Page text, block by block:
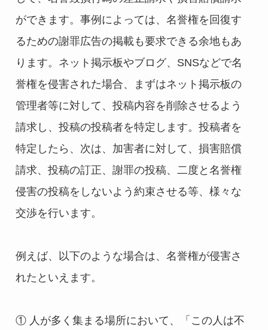
ができます。事例によっては、名誉権を回復す
るための謝罪広告の掲載も要求できる余地もあ
ります。ネット掲示板やブログ、SNSなどで名
誉権を侵害された場合、まずはネット掲示板の
管理者等に対して、投稿内容を削除させるよう
請求し、投稿の投稿者を特定します。投稿者を
特定したら、次は、加害者に対して、損害賠償
請求、投稿の訂正、謝罪の投稿、二度と名誉権
侵害の投稿をしないよう約束させる等、様々な
交渉を行います。
例えば、以下のような場合は、名誉権が侵害さ
れたといえます。
① 人が多く集まる場所において、「この人は不